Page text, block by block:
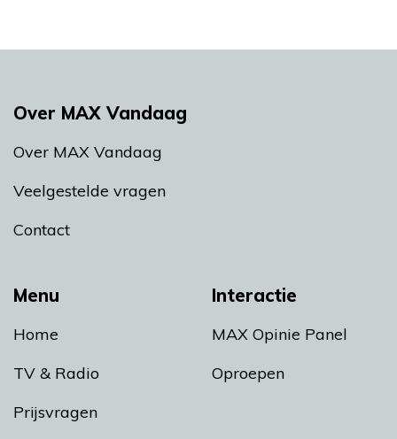
Menu
Home
TV & Radio
Prijsvragen
Interactie
MAX Opinie Panel
Oproepen
Over MAX Vandaag
Over MAX Vandaag
Veelgestelde vragen
Contact